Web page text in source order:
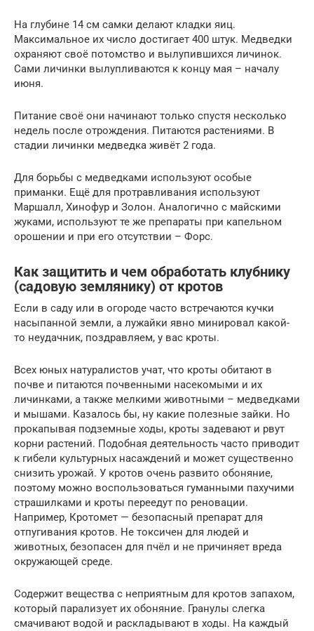
На глубине 14 см самки делают кладки яиц.
Максимальное их число достигает 400 штук. Медведки
охраняют своё потомство и вылупившихся личинок.
Сами личинки вылупливаются к концу мая – началу
июня.
Питание своё они начинают только спустя несколько
недель после отрождения. Питаются растениями. В
стадии личинки медведка живёт 2 года.
Для борьбы с медведками используют особые
приманки. Ещё для протравливания используют
Маршалл, Хинофур и Золон. Аналогично с майскими
жуками, используют те же препараты при капельном
орошении и при его отсутствии – Форс.
Как защитить и чем обработать клубнику
(садовую землянику) от кротов
Если в саду или в огороде часто встречаются кучки
насыпанной земли, а лужайки явно минировал какой-
то неудачник, поздравляем, у вас кроты.
Всех юных натуралистов учат, что кроты обитают в
почве и питаются почвенными насекомыми и их
личинками, а также мелкими животными – медведками
и мышами. Казалось бы, ну какие полезные зайки. Но
прокапывая подземные ходы, кроты задевают и рвут
корни растений. Подобная деятельность часто приводит
к гибели культурных насаждений и может существенно
снизить урожай. У кротов очень развито обоняние,
поэтому можно воспользоваться гуманными пахучими
страшилками и кроты переедут по реновации.
Например, Кротомет — безопасный препарат для
отпугивания кротов. Не токсичен для людей и
животных, безопасен для пчёл и не причиняет вреда
окружающей среде.
Содержит вещества с неприятным для кротов запахом,
который парализует их обоняние. Гранулы слегка
смачивают водой и раскладывают в ходы. На каждый